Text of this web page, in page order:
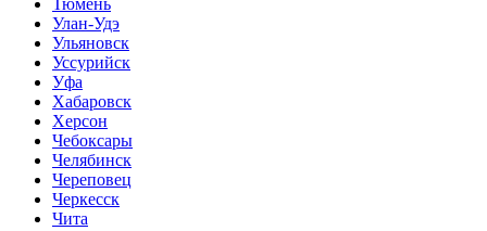
Улан-Удэ
Ульяновск
Уссурийск
Уфа
Хабаровск
Херсон
Чебоксары
Челябинск
Череповец
Черкесск
Чита